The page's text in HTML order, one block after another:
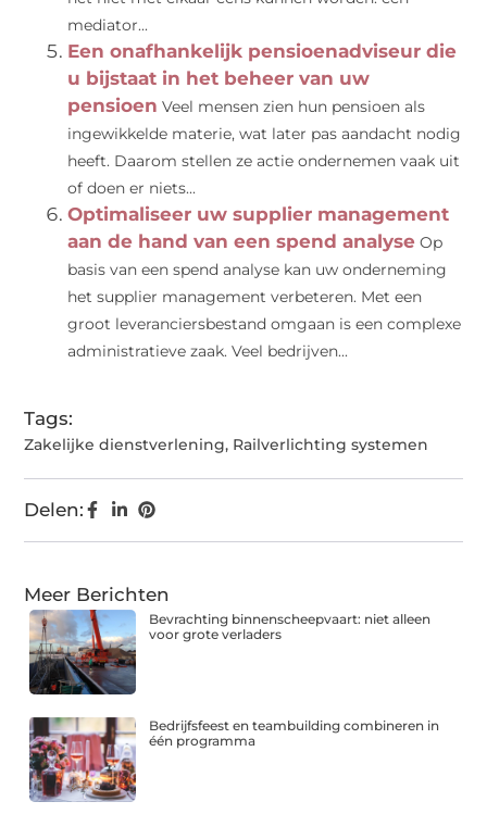
mediator...
Een onafhankelijk pensioenadviseur die
u bijstaat in het beheer van uw
pensioen Veel mensen zien hun pensioen als
ingewikkelde materie, wat later pas aandacht nodig
heeft. Daarom stellen ze actie ondernemen vaak uit
of doen er niets...
Optimaliseer uw supplier management
aan de hand van een spend analyse Op
basis van een spend analyse kan uw onderneming
het supplier management verbeteren. Met een
groot leveranciersbestand omgaan is een complexe
administratieve zaak. Veel bedrijven...
Tags:
Zakelijke dienstverlening, Railverlichting systemen
Delen:
Meer Berichten
Bevrachting binnenscheepvaart: niet alleen
voor grote verladers
Bedrijfsfeest en teambuilding combineren in
één programma